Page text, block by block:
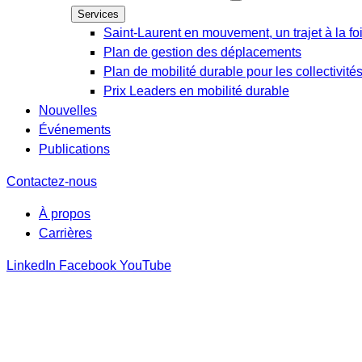
Services
Saint-Laurent en mouvement, un trajet à la
Plan de gestion des déplacements
Plan de mobilité durable pour les collectivités
Prix Leaders en mobilité durable
Nouvelles
Événements
Publications
Contactez-nous
À propos
Carrières
LinkedIn Facebook YouTube